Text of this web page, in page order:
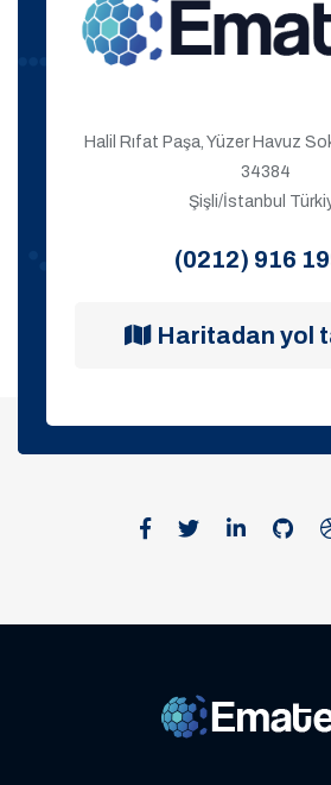
Halil Rıfat Paşa, Yüzer Havuz
34384
Şişli/İstanbul
(0212) 916
Haritadan yol